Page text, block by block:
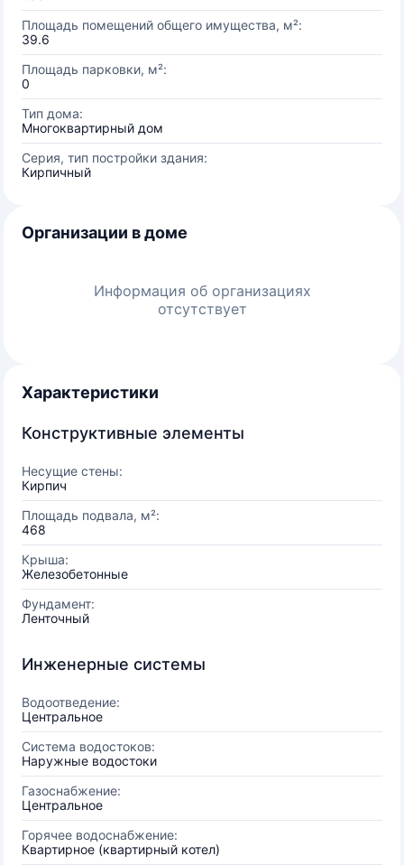
Площадь помещений общего имущества, м²:
39.6
Площадь парковки, м²:
0
Тип дома:
Многоквартирный дом
Серия, тип постройки здания:
Кирпичный
Организации в доме
Информация об организациях
отсутствует
Характеристики
Конструктивные элементы
Несущие стены:
Кирпич
Площадь подвала, м²:
468
Крыша:
Железобетонные
Фундамент:
Ленточный
Инженерные системы
Водоотведение:
Центральное
Система водостоков:
Наружные водостоки
Газоснабжение:
Центральное
Горячее водоснабжение:
Квартирное (квартирный котел)